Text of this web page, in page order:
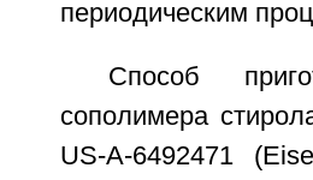
периодическим
Способ
сополимера
US-A-6492471